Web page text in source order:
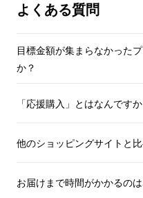
（適格請求書発行事業者
Makuakeメッセージにて
お問合せください。）
インボイス（適格請求書）
よくある質問
目標金額が集まらなかった
か？
「応援購入」とはなんですか
他のショッピングサイトと
お届けまで時間がかかるの